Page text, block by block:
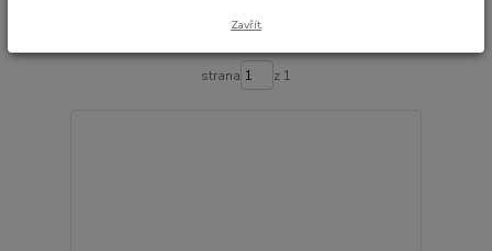
Zobrazuji 1-5 z 5
strana z 1
Zavřít